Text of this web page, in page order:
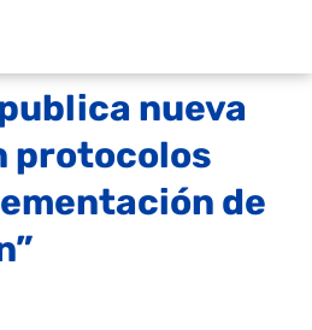
publica nueva
protocolos
de